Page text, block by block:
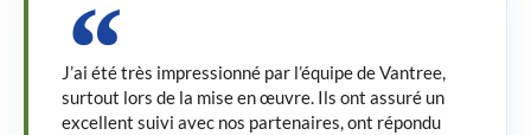
J’ai été très impressionné par l’équipe de Vantree,
surtout lors de la mise en œuvre. Ils ont assuré un
excellent suivi avec nos partenaires, ont répondu